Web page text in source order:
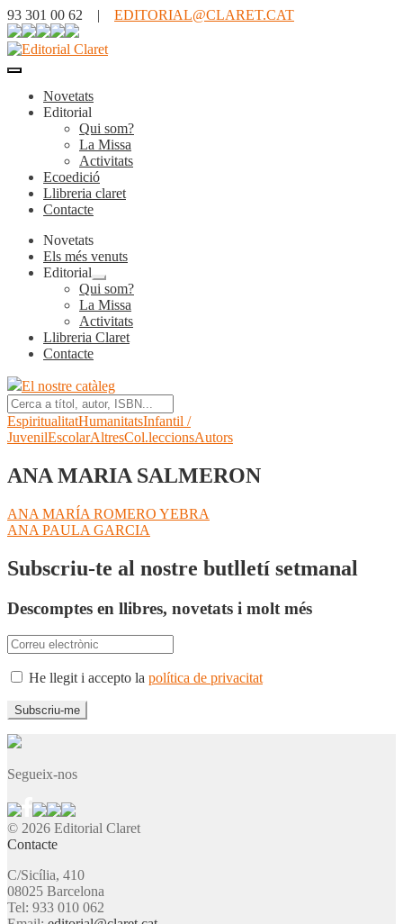
93 301 00 62 | EDITORIAL@CLARET.CAT
Novetats
Editorial
Qui som?
La Missa
Activitats
Ecoedició
Llibreria claret
Contacte
Novetats
Els més venuts
Editorial
Expandeix
el
menú
secundari
Qui som?
La Missa
Activitats
Llibreria Claret
Contacte
El nostre catàleg
EspiritualitatHumanitatsInfantil /
JuvenilEscolarAltresCol.leccionsAutors
ANA MARIA SALMERON
Navegació
d'entrades
Entrada
anterior:
ANA MARÍA ROMERO YEBRA
Pròxima
ANA PAULA GARCIA
Subscriu-te al nostre butlletí setmanal
Descomptes en llibres, novetats i molt més
He llegit i accepto la política de privacitat
Segueix-nos
© 2026 Editorial Claret
Contacte
C/Sicília, 410
08025 Barcelona
Tel: 933 010 062